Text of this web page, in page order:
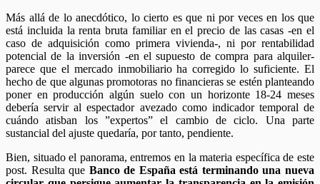
Más allá de lo anecdótico, lo cierto es que ni por veces en los que
está incluida la renta bruta familiar en el precio de las casas -en el
caso de adquisición como primera vivienda-, ni por rentabilidad
potencial de la inversión -en el supuesto de compra para alquiler-
parece que el mercado inmobiliario ha corregido lo suficiente. El
hecho de que algunas promotoras no financieras se estén planteando
poner en producción algún suelo con un horizonte 18-24 meses
debería servir al espectador avezado como indicador temporal de
cuándo atisban los ”expertos” el cambio de ciclo. Una parte
sustancial del ajuste quedaría, por tanto, pendiente.
Bien, situado el panorama, entremos en la materia específica de este
post. Resulta que Banco de España está terminando una nueva